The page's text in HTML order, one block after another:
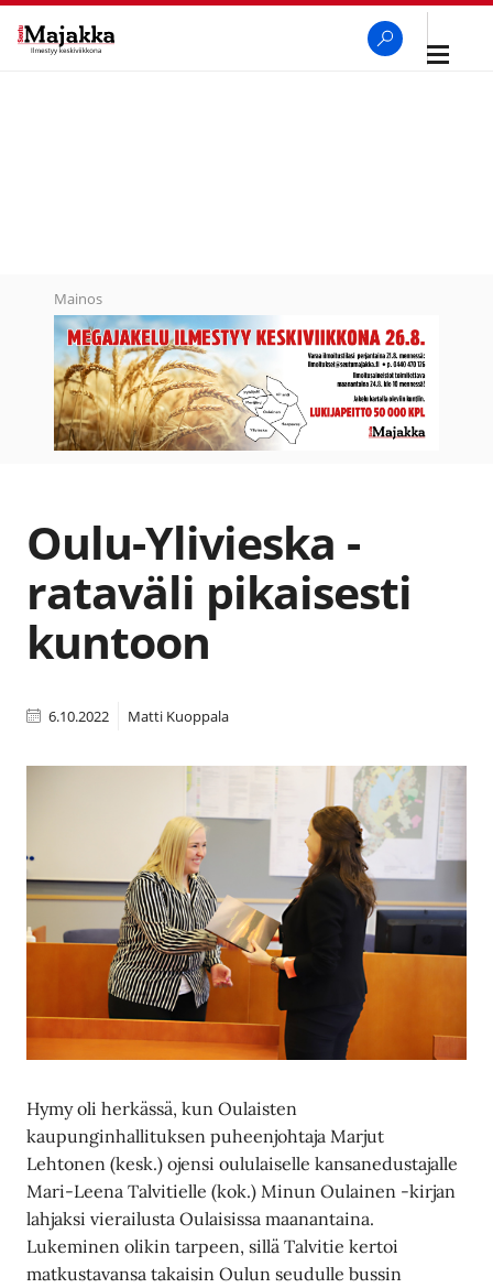
Avaa
Mainos
Oulu-Ylivieska -
rataväli pikaisesti
kuntoon
6.10.2022 Matti Kuoppala
Hymy oli herkässä, kun Oulaisten
kaupunginhallituksen puheenjohtaja Marjut
Lehtonen (kesk.) ojensi oululaiselle kansanedustajalle
Mari-Leena Talvitielle (kok.) Minun Oulainen -kirjan
lahjaksi vierailusta Oulaisissa maanantaina.
Lukeminen olikin tarpeen, sillä Talvitie kertoi
matkustavansa takaisin Oulun seudulle bussin